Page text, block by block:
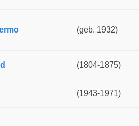
(geb. 1932)
(1804-1875)
(1943-1971)